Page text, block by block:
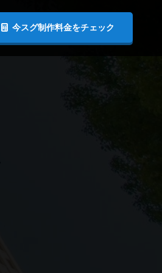
今スグ制作料金をチェック